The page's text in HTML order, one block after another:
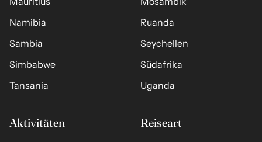
Namibia
Ruanda
Sambia
Seychellen
Simbabwe
Südafrika
Tansania
Uganda
Aktivitäten Reiseart